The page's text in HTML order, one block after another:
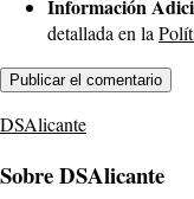
Información
detallada en la
DSAlicante
Sobre DSAlicante